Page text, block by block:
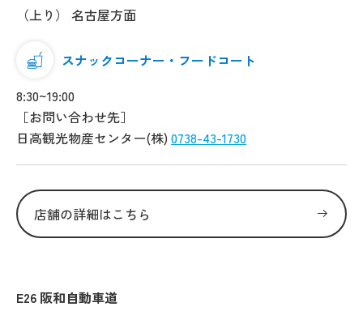
（上り） 名古屋方面
スナックコーナー・フードコート
8:30~19:00
［お問い合わせ先］
日高観光物産センター(株) 0738-43-1730
店舗の詳細はこちら
E26 阪和自動車道